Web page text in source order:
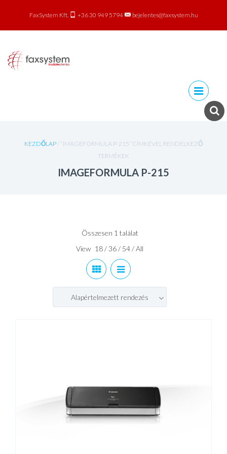
FaxSystem Kft. +36 30 949 5794 bejelentes@faxsystem.hu
Skip to
content
KEZDŐLAP/ “IMAGEFORMULA P-215” CÍMKÉVEL RENDELKEZŐ
TERMÉKEK
IMAGEFORMULA P-215
Összesen 1 találat
View 18/36/ 54/All
Alapértelmezett rendezés